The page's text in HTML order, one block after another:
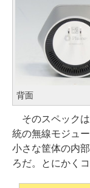
背面
そのスペックは
統の無線モジュ
小さな筐体の内
ろだ。とにかく